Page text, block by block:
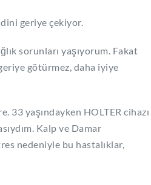
geriye çekiyor.
sorunları yaşıyorum. Fakat
götürmez, daha iyiye
33 yaşındayken HOLTER cihazı
Kalp ve Damar
nedeniyle bu hastalıklar,